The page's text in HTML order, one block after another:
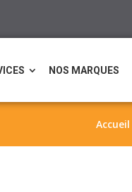
NOS MARQUES
Accueil